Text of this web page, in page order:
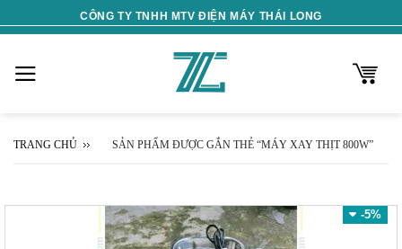
to
CÔNG TY TNHH MTV ĐIỆN MÁY THÁI LONG
TRANG CHỦ SẢN PHẨM ĐƯỢC GẮN THẺ “MÁY XAY THỊT 800W”
-5%